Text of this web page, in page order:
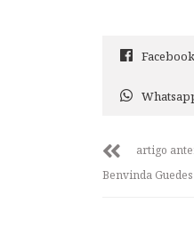
Facebook
artigo
Benvinda